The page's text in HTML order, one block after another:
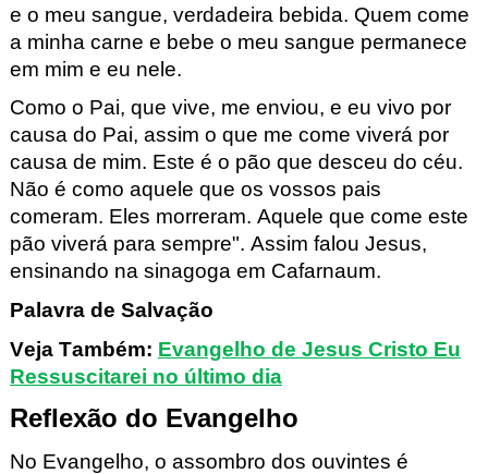
e o meu sangue, verdadeira bebida. Quem come
a minha carne e bebe o meu sangue permanece
em mim e eu nele.
Como o Pai, que vive, me enviou, e eu vivo por
causa do Pai, assim o que me come viverá por
causa de mim. Este é o pão que desceu do céu.
Não é como aquele que os vossos pais
comeram. Eles morreram. Aquele que come este
pão viverá para sempre". Assim falou Jesus,
ensinando na sinagoga em Cafarnaum.
Palavra de Salvação
Veja Também: Evangelho de Jesus Cristo Eu
Ressuscitarei no último dia
Reflexão do Evangelho
No Evangelho, o assombro dos ouvintes é